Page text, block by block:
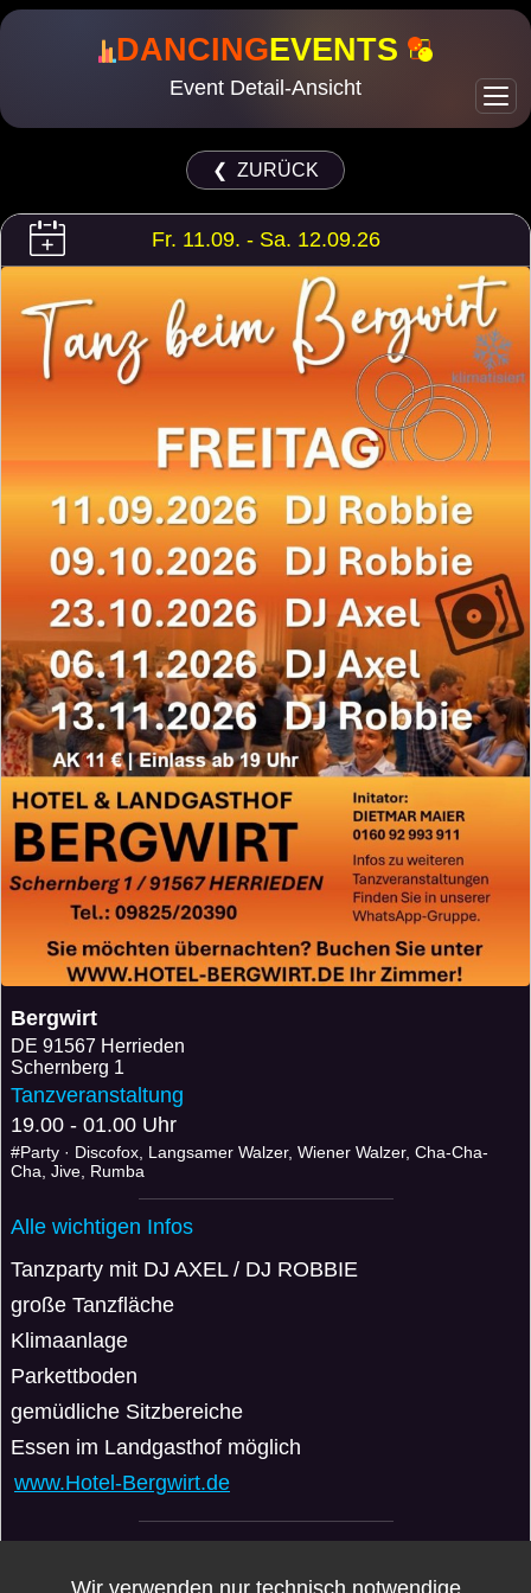
DANCINGEVENTS
Event Detail-Ansicht
❮ ZURÜCK
Fr. 11.09. - Sa. 12.09.26
Bergwirt
DE 91567 Herrieden
Schernberg 1
Tanzveranstaltung
19.00 - 01.00 Uhr
#Party · Discofox, Langsamer Walzer, Wiener Walzer, Cha-Cha-
Cha, Jive, Rumba
Alle wichtigen Infos
Tanzparty mit DJ AXEL / DJ ROBBIE
große Tanzfläche
Klimaanlage
Parkettboden
gemüdliche Sitzbereiche
Essen im Landgasthof möglich
www.Hotel-Bergwirt.de
VERANSTALTER: WASSERSCHLOSS TANZT
Wir verwenden nur technisch notwendige